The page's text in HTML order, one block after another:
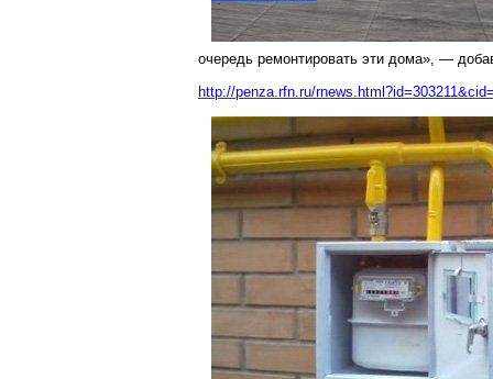
очередь ремонтировать эти дома», —
http://penza.rfn.ru/